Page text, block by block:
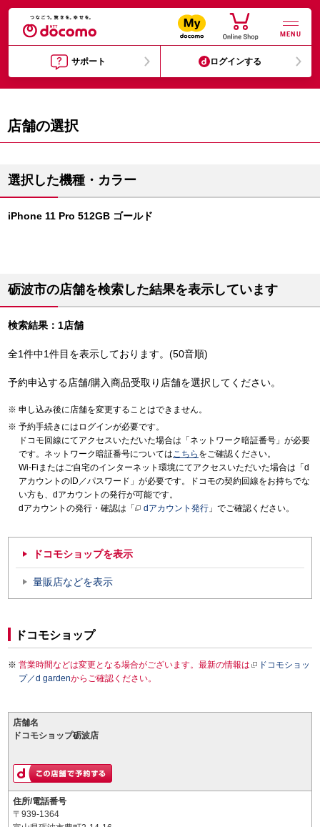
MENU
サポート ログインする
店舗の選択
選択した機種・カラー
iPhone 11 Pro 512GB ゴールド
砺波市の店舗を検索した結果を表示しています
検索結果：1店舗
全1件中1件目を表示しております。(50音順)
予約申込する店舗/購入商品受取り店舗を選択してください。
申し込み後に店舗を変更することはできません。
予約手続きにはログインが必要です。
ドコモ回線にてアクセスいただいた場合は「ネットワーク暗証番号」が必要
です。ネットワーク暗証番号についてはこちら をご確認ください。
Wi-Fiまたはご自宅のインターネット環境にてアクセスいただいた場合は「d
アカウントのID／パスワード」が必要です。ドコモの契約回線をお持ちでな
い方も、dアカウントの発行が可能です。
dアカウントの発行・確認は「
dアカウント発行 」でご確認ください。
ドコモショップを表示
量販店などを表示
ドコモショップ
営業時間などは変更となる場合がございます。最新の情報は
ドコモショッ
プ／d gardenからご確認ください。
店舗名
ドコモショップ砺波店
住所/電話番号
〒939-1364